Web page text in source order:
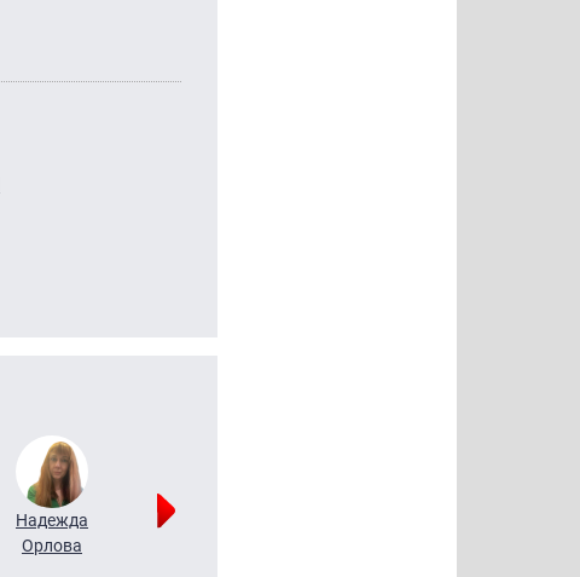
Надежда
Орлова